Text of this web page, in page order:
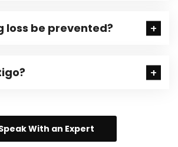
loss be prevented?
With an Expert